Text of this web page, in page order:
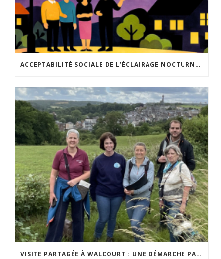
ACCEPTABILITÉ SOCIALE DE L’ÉCLAIRAGE NOCTURNE : LE REPLAY EST DISPONIBLE
VISITE PARTAGÉE À WALCOURT : UNE DÉMARCHE PARTICIPATIVE ANIMÉE PAR ESPACE ENVIRONNEMENT